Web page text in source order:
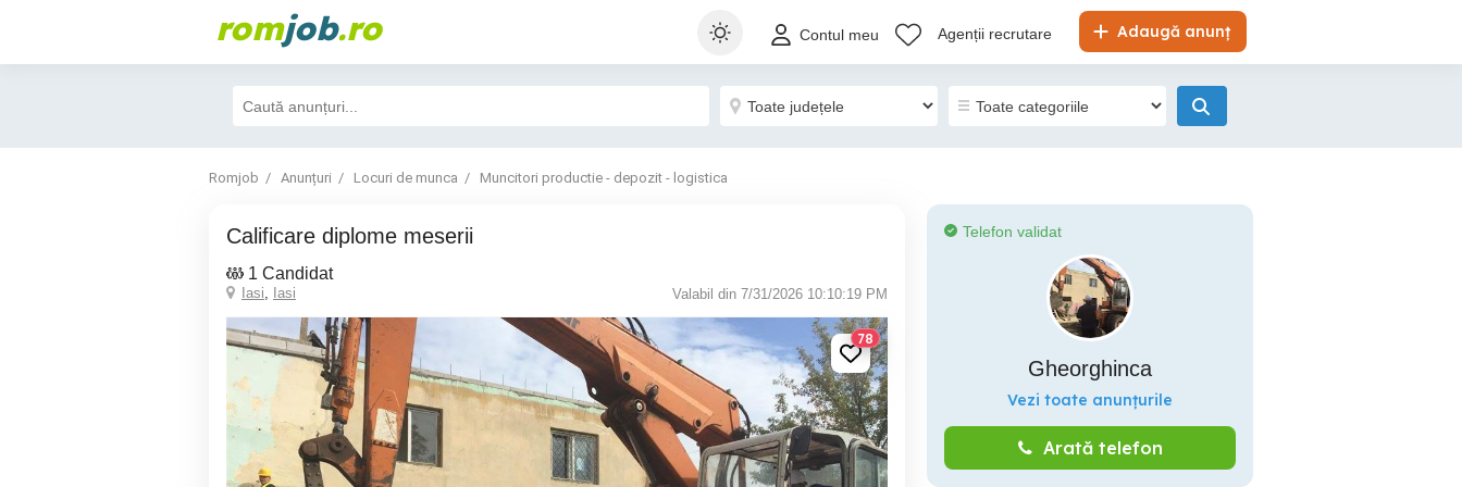
romjob.ro Adaugă anunț
Contul meu Agenții recrutare
Romjob Anunțuri Locuri de munca Muncitori productie - depozit - logistica
Calificare diplome meserii
1 Candidat
Iasi, Iasi Valabil din 7/31/2026 10:10:19 PM
78
Telefon validat
Gheorghinca
Vezi toate anunțurile
Arată telefon